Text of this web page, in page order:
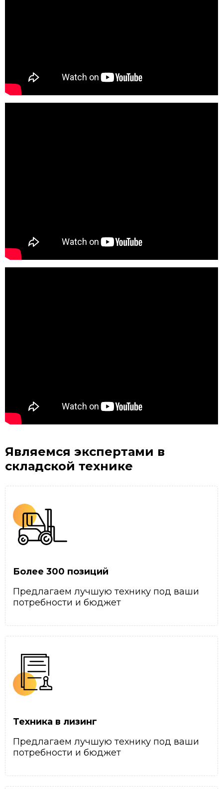
Являемся экспертами в
складской технике
Более 300 позиций
Предлагаем лучшую технику под ваши
потребности и бюджет
Техника в лизинг
Предлагаем лучшую технику под ваши
потребности и бюджет